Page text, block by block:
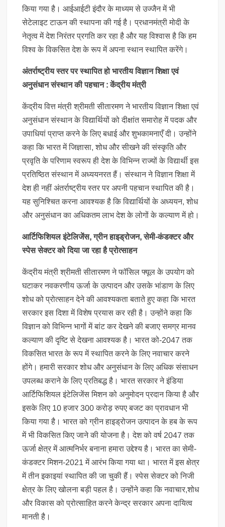
किया गया है। आईआईटी इंदौर के माध्यम से उज्जैन में भी
सेटेलाइट टाऊन की स्थापना की गई है। प्रधानमंत्री मोदी के
नेतृत्व में देश निरंतर प्रगति कर रहा है और यह विश्वास है कि हम
विश्व के विकसित देश के रूप में अपना स्थान स्थापित करेंगे।
अंतर्राष्ट्रीय स्तर पर स्थापित हो भारतीय विज्ञान शिक्षा एवं
अनुसंधान संस्थान की पहचान : केंद्रीय मंत्री
केंद्रीय वित्त मंत्री श्रीमती सीतारमण ने भारतीय विज्ञान शिक्षा एवं
अनुसंधान संस्थान के विद्यार्थियों को दीक्षांत समारोह में पदक और
उपाधियां प्राप्त करने के लिए बधाई और शुभकामनाएँ दी। उन्होंने
कहा कि भारत में जिज्ञासा, शोध और सीखने की संस्कृति और
प्रवृति के परिणाम स्वरूप ही देश के विभिन्न राज्यों के विद्यार्थी इस
प्रतिष्ठित संस्थान में अध्ययनरत हैं। संस्थान ने विज्ञान शिक्षा में
देश ही नहीं अंतर्राष्ट्रीय स्तर पर अपनी पहचान स्थापित की है।
यह सुनिश्चित करना आवश्यक है कि विद्यार्थियों के अध्ययन, शोध
और अनुसंधान का अधिकतम लाभ देश के लोगों के कल्याण में हो।
आर्टिफिशियल इंटेलिजेंस, ग्रीन हाइड्रोजन, सेमी-कंडक्टर और
स्पेस सेक्टर को दिया जा रहा है प्रोत्साहन
केंद्रीय मंत्री श्रीमती सीतारमण ने फॉसिल फ्यूल के उपयोग को
घटाकर नवकरणीय ऊर्जा के उत्पादन और उसके भांडाण के लिए
शोध को प्रोत्साहन देने की आवश्यकता बताते हुए कहा कि भारत
सरकार इस दिशा में विशेष प्रयास कर रही है। उन्होंने कहा कि
विज्ञान को विभिन्न भागों में बांट कर देखने की बजाए समग्र मानव
कल्याण की दृष्टि से देखना आवश्यक है। भारत को-2047 तक
विकसित भारत के रूप में स्थापित करने के लिए नवाचार करने
होंगे। हमारी सरकार शोध और अनुसंधान के लिए अधिक संसाधन
उपलब्ध कराने के लिए प्रतिबद्ध है। भारत सरकार ने इंडिया
आर्टिफिशियल इंटेलिजेंस मिशन को अनुमोदन प्रदान किया है और
इसके लिए 10 हजार 300 करोड़ रुपए बजट का प्रावधान भी
किया गया है। भारत को ग्रीन हाइड्रोजन उत्पादन के हब के रूप
में भी विकसित किए जाने की योजना है। देश को वर्ष 2047 तक
ऊर्जा क्षेत्र में आत्मनिर्भर बनाना हमारा उद्देश्य है। भारत का सेमी-
कंडक्टर मिशन-2021 में आरंभ किया गया था। भारत में इस क्षेत्र
में तीन इकाइयां स्थापित की जा चुकी हैं। स्पेस सेक्टर को निजी
क्षेत्र के लिए खोलना बड़ी पहल है। उन्होंने कहा कि नवाचार,शोध
और विकास को प्रोत्साहित करने केन्द्र सरकार अपना दायित्व
मानती है।